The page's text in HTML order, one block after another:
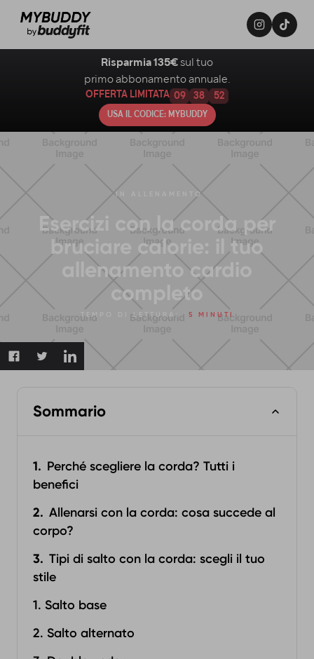
IN ALLENAMENTO
Esercizi con la corda per
bruciare calorie: il tuo
allenamento cardio
completo
TEMPO DI LETTURA: 5 MINUTI
Sommario
Perché scegliere la corda? Tutti i
benefici
Allenarsi con la corda: cosa succede al
corpo?
Tipi di salto con la corda: scegli il tuo
stile
1. Salto base
2. Salto alternato
Risparmia 135€ sul tuo
primo abbonamento annuale.
OFFERTA LIMITATA 09 38 51
USA IL CODICE: MYBUDDY